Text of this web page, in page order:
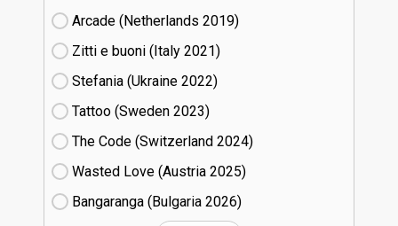
Arcade (Netherlands
19)
Zitti e buoni​ (Italy
21)
Stefania (Ukraine
22)
Tattoo (Sweden
23)
The Code (Switzerland
24)
Wasted Love (Austria
25)
Bangaranga (Bulgaria
26)